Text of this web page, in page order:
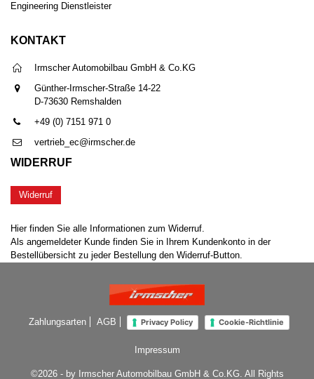
Engineering Dienstleister
KONTAKT
Irmscher Automobilbau GmbH & Co.KG
Günther-Irmscher-Straße 14-22
D-73630 Remshalden
+49 (0) 7151 971 0
vertrieb_ec@irmscher.de
WIDERRUF
Widerruf
Hier finden Sie alle Informationen zum Widerruf.
Als angemeldeter Kunde finden Sie in Ihrem Kundenkonto in der
Bestellübersicht zu jeder Bestellung den Widerruf-Button.
Zahlungsarten AGB Privacy Policy Cookie-Richtlinie
Impressum
©2026 - by Irmscher Automobilbau GmbH & Co.KG. All Rights